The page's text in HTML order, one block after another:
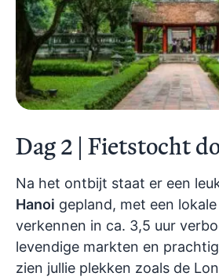
Dag 2 | Fietstocht
Na het ontbijt staat er een
Hanoi gepland, met een
verkennen in ca. 3,5 uur
levendige markten en
zien jullie plekken zoals de